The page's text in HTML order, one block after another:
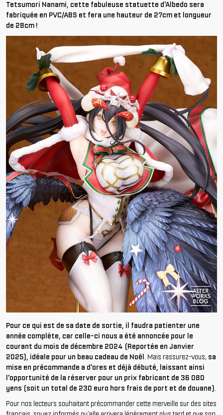
Tetsumori Nanami, cette fabuleuse statuette d'Albedo sera
fabriquée en PVC/ABS et fera une hauteur de 27cm et longueur
de 28cm !
Pour ce qui est de sa date de sortie, il faudra patienter une
année complète, car celle-ci nous a été annoncée pour le
courant du mois de décembre 2024 (Reportée en Janvier
2025), idéale pour un beau cadeau de Noël. Mais rassurez-vous, sa
mise en précommande a d'ores et déjà débuté, laissant ainsi
l'opportunité de la réserver pour un prix fabricant de 36 080
yens (soit un total de 230 euro hors frais de port et de douane).
Pour nos lecteurs souhaitant précommander cette merveille sur des sites